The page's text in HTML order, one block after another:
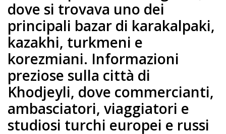
dove si trovava uno dei
principali bazar di karakalpaki,
kazakhi, turkmeni e
korezmiani. Informazioni
preziose sulla città di
Khodjeyli, dove commercianti,
ambasciatori, viaggiatori e
studiosi turchi europei e russi